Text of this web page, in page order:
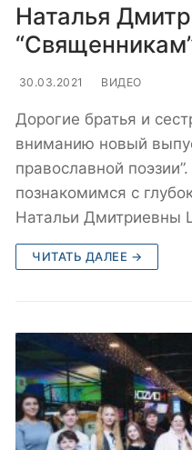
Наталья
30.03.2021 ВИДЕО
Дорогие братья и
вниманию новый
православной
познакомимся с
Натальи
ЧИТАТЬ ДАЛЕЕ →